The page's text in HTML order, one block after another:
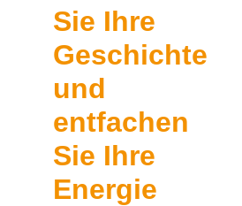
Sie Ihre
Geschichte
und
entfachen
Sie Ihre
Energie